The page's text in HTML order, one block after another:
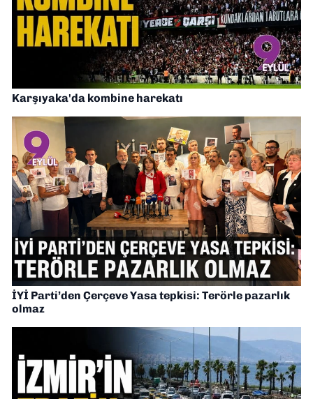
Karşıyaka'da kombine harekatı
İYİ Parti’den Çerçeve Yasa tepkisi: Terörle pazarlık
olmaz